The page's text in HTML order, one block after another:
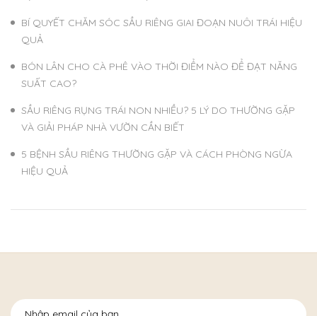
BÍ QUYẾT CHĂM SÓC SẦU RIÊNG GIAI ĐOẠN NUÔI TRÁI HIỆU
QUẢ
BÓN LÂN CHO CÀ PHÊ VÀO THỜI ĐIỂM NÀO ĐỂ ĐẠT NĂNG
SUẤT CAO?
SẦU RIÊNG RỤNG TRÁI NON NHIỀU? 5 LÝ DO THƯỜNG GẶP
VÀ GIẢI PHÁP NHÀ VƯỜN CẦN BIẾT
5 BỆNH SẦU RIÊNG THƯỜNG GẶP VÀ CÁCH PHÒNG NGỪA
HIỆU QUẢ